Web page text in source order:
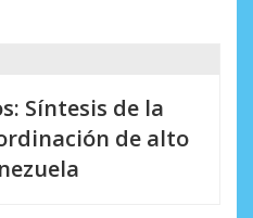
Síntesis de la
de alto